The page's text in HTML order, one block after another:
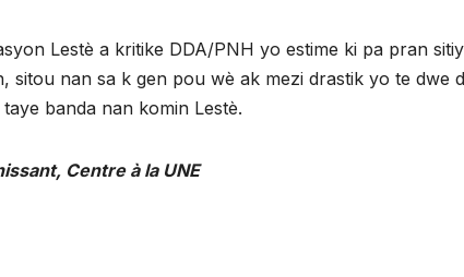
Lestè a kritike DDA/PNH yo estime ki pa pran
sitou nan sa k gen pou wè ak mezi drastik yo te dwe
banda nan komin Lestè.
Centre à la UNE